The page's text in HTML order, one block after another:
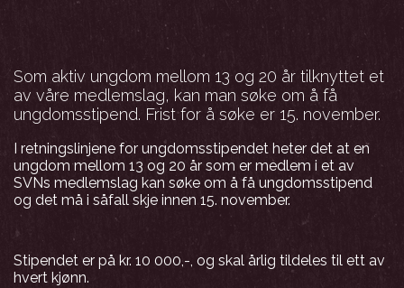
Som aktiv ungdom mellom 13 og 20 år tilknyttet et
av våre medlemslag, kan man søke om å få
ungdomsstipend. Frist for å søke er 15. november.
I retningslinjene for ungdomsstipendet heter det at en
ungdom mellom 13 og 20 år som er medlem i et av
SVNs medlemslag kan søke om å få ungdomsstipend
og det må i såfall skje innen 15. november.
Stipendet er på kr. 10 000,-, og skal årlig tildeles til ett av
hvert kjønn.